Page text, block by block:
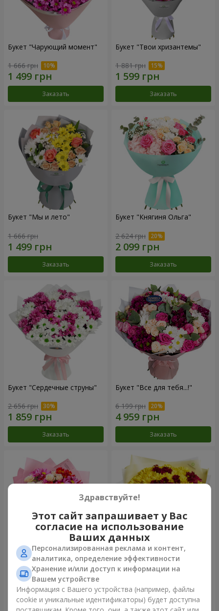
Букет "Чарующий момент"
1 666 грн
Заказать
Букет "Твои хризантемы"
1 881 грн
Заказать
Букет "Мы и лето"
1 666 грн
Заказать
Букет "Княгиня Ольга"
2 624 грн
Заказать
Букет "Сердечные струны"
2 656 грн
Заказать
Букет "Все для тебя...!"
6 199 грн
Заказать
Букет "Нежная любовь"
1 621 грн
Заказать
Букет "Сказочная осень"
Заказать
Здравствуйте!
Этот сайт запрашивает у Вас
согласие на использование
Ваших данных
Персонализированная реклама и контент,
аналитика, определение эффективности
Хранение и/или доступ к информации на
Вашем устройстве
Информация с Вашего устройства (например, файлы
cookie и уникальные идентификаторы) будет доступна